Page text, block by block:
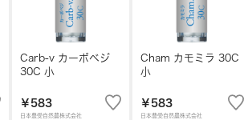
Carb-v カーボベジ
30C 小
￥583
日本豊受自然農株式会社
Cham カモミラ 30C
小
￥583
日本豊受自然農株式会社